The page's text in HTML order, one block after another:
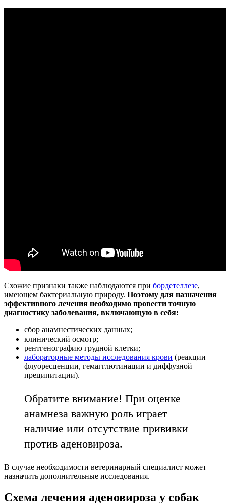
Схожие признаки также наблюдаются при бордетеллезе,
имеющем бактериальную природу. Поэтому для назначения
эффективного лечения необходимо провести точную
диагностику заболевания, включающую в себя:
сбор анамнестических данных;
клинический осмотр;
рентгенографию грудной клетки;
лабораторные методы исследования крови (реакции
флуоресценции, гемагглютинации и диффузной
преципитации).
Обратите внимание! При оценке
анамнеза важную роль играет
наличие или отсутствие прививки
против аденовироза.
В случае необходимости ветеринарный специалист может
назначить дополнительные исследования.
Схема лечения аденовироза у собак